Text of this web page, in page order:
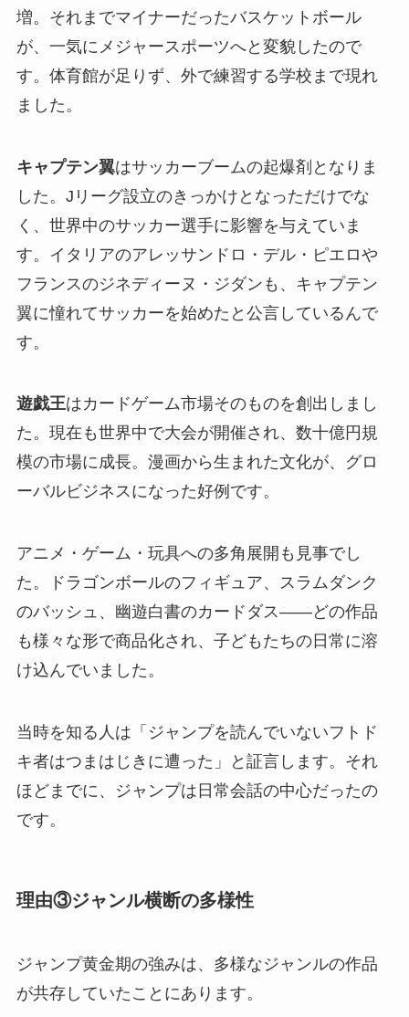
増。それまでマイナーだったバスケットボール
が、一気にメジャースポーツへと変貌したので
す。体育館が足りず、外で練習する学校まで現れ
ました。
キャプテン翼はサッカーブームの起爆剤となりま
した。Jリーグ設立のきっかけとなっただけでな
く、世界中のサッカー選手に影響を与えていま
す。イタリアのアレッサンドロ・デル・ピエロや
フランスのジネディーヌ・ジダンも、キャプテン
翼に憧れてサッカーを始めたと公言しているんで
す。
遊戯王はカードゲーム市場そのものを創出しまし
た。現在も世界中で大会が開催され、数十億円規
模の市場に成長。漫画から生まれた文化が、グロ
ーバルビジネスになった好例です。
アニメ・ゲーム・玩具への多角展開も見事でし
た。ドラゴンボールのフィギュア、スラムダンク
のバッシュ、幽遊白書のカードダス——どの作品
も様々な形で商品化され、子どもたちの日常に溶
け込んでいました。
当時を知る人は「ジャンプを読んでいないフトド
キ者はつまはじきに遭った」と証言します。それ
ほどまでに、ジャンプは日常会話の中心だったの
です。
理由③ジャンル横断の多様性
ジャンプ黄金期の強みは、多様なジャンルの作品
が共存していたことにあります。